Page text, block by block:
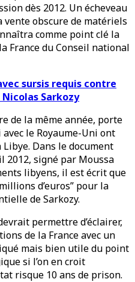
dès 2012. Un écheveau
vente obscure de matériels
comme point clé la
France du Conseil national
sursis requis contre
Sarkozy
de la même année, porte
le Royaume-Uni ont
Dans le document
signé par Moussa
libyens, il est écrit que
d’euros” pour la
de Sarkozy.
permettre d’éclairer,
de la France avec un
mais bien utile du point
si l’on en croit
risque 10 ans de prison.